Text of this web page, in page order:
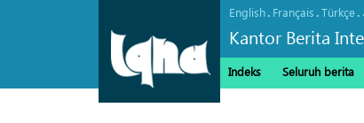
English. Français.Türkçe.
Kantor Berita
Indeks Seluruh berita